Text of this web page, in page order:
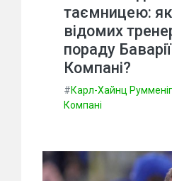
таємницею:
відомих
пораду
Компані?
#Карл-Хайнц
Компані